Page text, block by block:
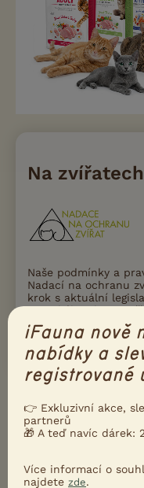
Na
Naše podmínky a
Nadací na ochranu
krok s aktuální
a etického chovu
iFauna nově
nabídky a
registrované
👉 Exkluzivní akce,
partnerů
🎁 A teď navíc dárek:
Více informací o
najdete zde.